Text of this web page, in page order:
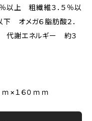
以上 粗繊維３．５％以
オメガ６脂肪酸２．
代謝エネルギー 約３
ｍ×１６０ｍｍ